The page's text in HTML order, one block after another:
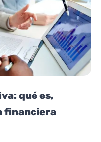
qué es,
financiera